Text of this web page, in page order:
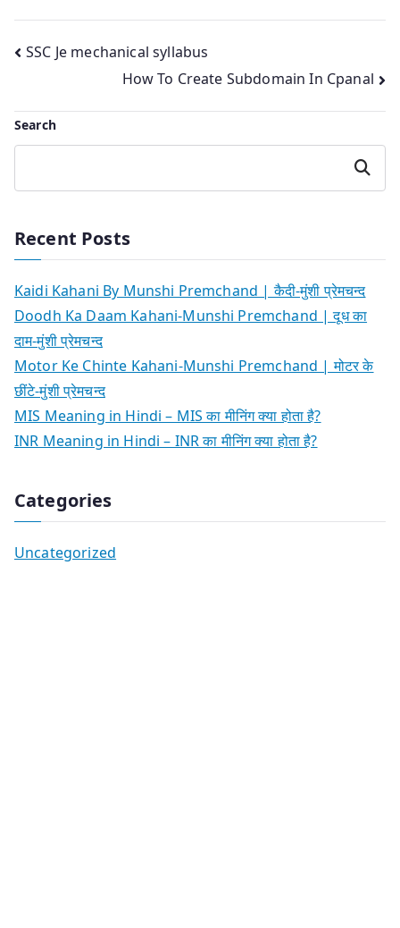
Post
navigation
SSC Je mechanical syllabus
How To Create Subdomain In Cpanal
Search
Search
Recent Posts
Kaidi Kahani By Munshi Premchand | कैदी-मुंशी प्रेमचन्द
Doodh Ka Daam Kahani-Munshi Premchand | दूध का
दाम-मुंशी प्रेमचन्द
Motor Ke Chinte Kahani-Munshi Premchand | मोटर के
छींटे-मुंशी प्रेमचन्द
MIS Meaning in Hindi – MIS का मीनिंग क्या होता है?
INR Meaning in Hindi – INR का मीनिंग क्या होता है?
Categories
Uncategorized